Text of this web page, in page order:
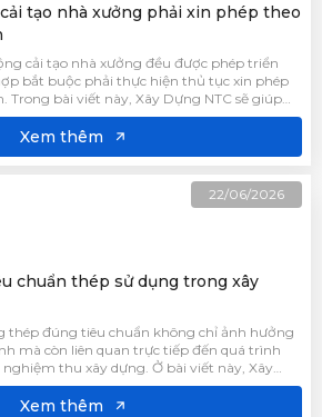
tạo nhà xưởng phải xin phép theo
cải tạo nhà xưởng đều được phép triển
bắt buộc phải thực hiện thủ tục xin phép
Trong bài viết này, Xây Dựng NTC sẽ giúp
mục cải tạo nhà xưởng cần xin phép để
đúng quy định.
Xem thêm
22/06/2026
chuẩn thép sử dụng trong xây
thép đúng tiêu chuẩn không chỉ ảnh hưởng
mà còn liên quan trực tiếp đến quá trình
thu xây dựng. Ở bài viết này, Xây
nhật những tiêu chuẩn và các yêu cầu mới
nhà tiền chế.
Xem thêm